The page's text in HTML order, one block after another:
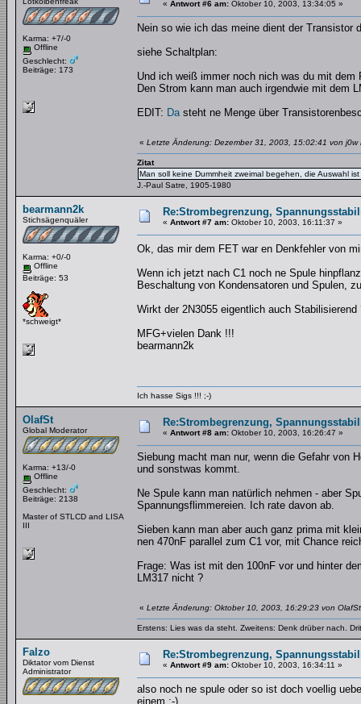
Karma: +7/-0
Offline
Geschlecht:
Beiträge: 173
« Antwort #6 am: Oktober 10, 2003, 13:34:05 »
Nein so wie ich das meine dient der Transistor
siehe Schaltplan:
Und ich weiß immer noch nich was du mit
Den Strom kann man auch irgendwie mit dem
EDIT: Dasteht ne Menge über
« Letzte Änderung: Dezember 31, 2003, 15:02:41 von j0w
Zitat
Man soll keine Dummheit zweimal begehen, die Auswahl
J.-Paul Satre, 1905-1980
bearmann2k
Stichsägenquäler
Karma: +0/-0
Offline
Beiträge: 53
*schweigt*
Re:Strombegrenzung,
« Antwort #7 am: Oktober 10, 2003, 16:11:37 »
Ok, das mir dem FET war en Denkfehler von
Wenn ich jetzt nach C1 noch ne Spule
Beschaltung von Kondensatoren und Spulen,
Wirkt der 2N3055 eigentlich auch
MFG+vielen Dank !!!
bearmann2k
Ich hasse Sigs !!! ;-)
OlafSt
Global Moderator
Karma: +13/-0
Offline
Geschlecht:
Beiträge: 2138
Master of STLCD and LISA
III
Re:Strombegrenzung,
« Antwort #8 am: Oktober 10, 2003, 16:26:47 »
Siebung macht man nur, wenn die Gefahr von
und sonstwas kommt.
Ne Spule kann man natürlich nehmen - aber
Spannungsflimmereien. Ich rate davon ab.
Sieben kann man aber auch ganz prima mit
nen 470nF parallel zum C1 vor, mit Chance
Frage: Was ist mit den 100nF vor und hinter
LM317 nicht ?
« Letzte Änderung: Oktober 10, 2003, 16:29:23 von OlafSt
Erstens: Lies was da steht. Zweitens: Denk drüber nach.
Falzo
Diktator vom Dienst
Administrator
Re:Strombegrenzung,
« Antwort #9 am: Oktober 10, 2003, 16:34:11 »
also noch ne spule oder so ist doch voellig
einem ;-)